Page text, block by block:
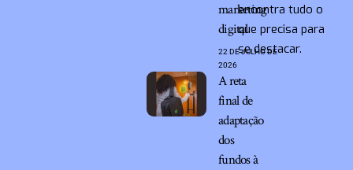
marketing
digital
22 DE JULHO DE
2026
A reta
final de
adaptação
dos
fundos à
encontra tudo o
que precisa para
se destacar.